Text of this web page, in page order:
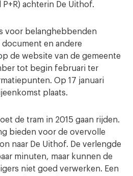
achterin De Uithof.
voor belanghebbenden
en andere
de website van de gemeente
tot begin februari ter
Op 17 januari
plaats.
de tram in 2015 gaan rijden.
bieden voor de overvolle
naar De Uithof. De verlengde
minuten, maar kunnen de
niet goed verwerken. Een